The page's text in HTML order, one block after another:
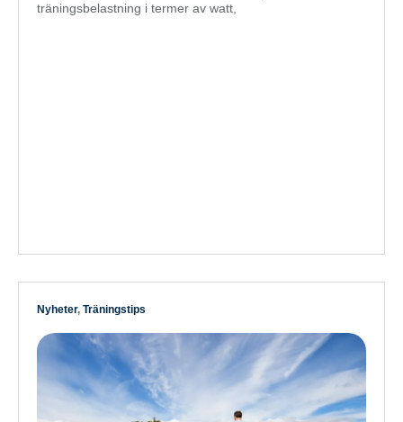
träningsbelastning i termer av watt,
Nyheter, Träningstips